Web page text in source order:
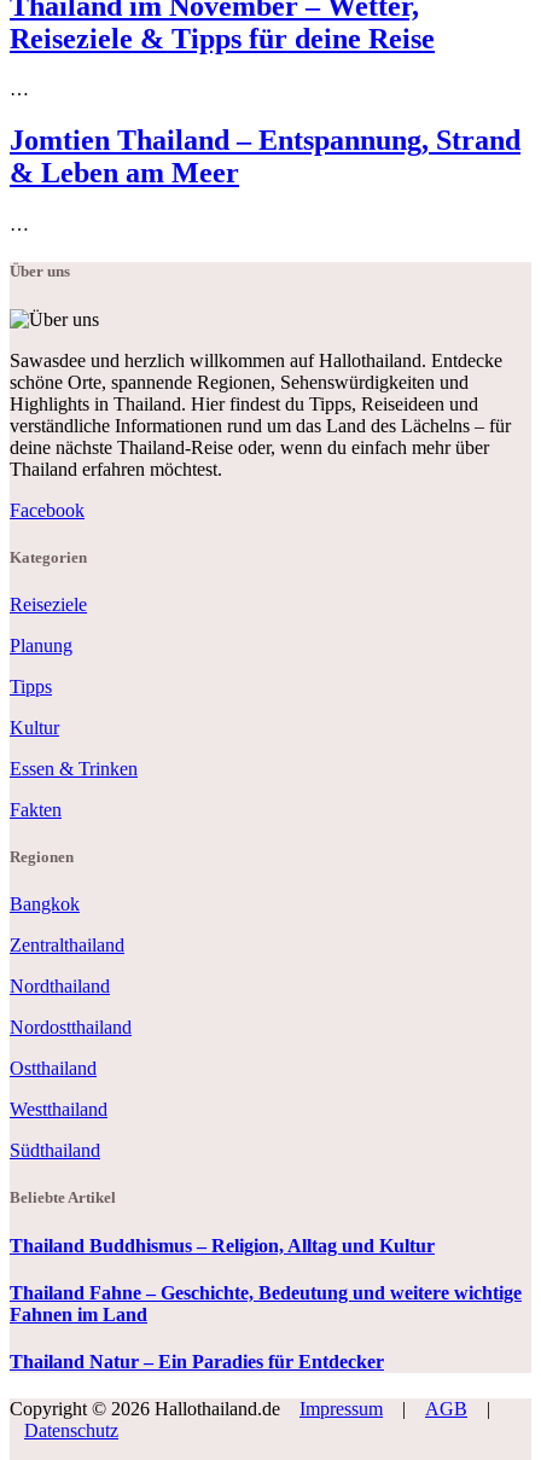
Reiseziele & Tipps für deine Reise
…
Jomtien Thailand – Entspannung, Strand
& Leben am Meer
…
Über uns
Sawasdee und herzlich willkommen auf Hallothailand. Entdecke
schöne Orte, spannende Regionen, Sehenswürdigkeiten und
Highlights in Thailand. Hier findest du Tipps, Reiseideen und
verständliche Informationen rund um das Land des Lächelns – für
deine nächste Thailand-Reise oder, wenn du einfach mehr über
Thailand erfahren möchtest.
Facebook
Kategorien
Reiseziele
Planung
Tipps
Kultur
Essen & Trinken
Fakten
Regionen
Bangkok
Zentralthailand
Nordthailand
Nordostthailand
Ostthailand
Westthailand
Südthailand
Beliebte Artikel
Thailand Buddhismus – Religion, Alltag und Kultur
Thailand Fahne – Geschichte, Bedeutung und weitere wichtige
Fahnen im Land
Thailand Natur – Ein Paradies für Entdecker
Copyright © 2026 Hallothailand.de Impressum | AGB
|
Datenschutz